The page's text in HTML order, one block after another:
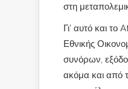
στη
Γι’ αυτό και το
Εθνικής
συνόρων,
ακόμα και από